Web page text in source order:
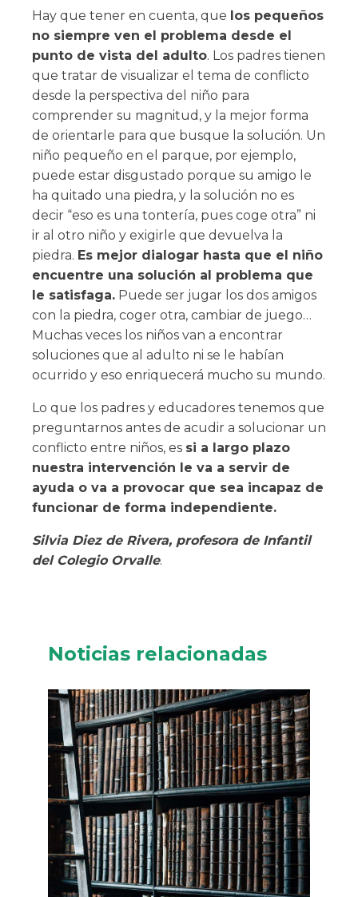
Hay que tener en cuenta, que los pequeños
no siempre ven el problema desde el
punto de vista del adulto. Los padres tienen
que tratar de visualizar el tema de conflicto
desde la perspectiva del niño para
comprender su magnitud, y la mejor forma
de orientarle para que busque la solución. Un
niño pequeño en el parque, por ejemplo,
puede estar disgustado porque su amigo le
ha quitado una piedra, y la solución no es
decir “eso es una tontería, pues coge otra” ni
ir al otro niño y exigirle que devuelva la
piedra. Es mejor dialogar hasta que el niño
encuentre una solución al problema que
le satisfaga. Puede ser jugar los dos amigos
con la piedra, coger otra, cambiar de juego…
Muchas veces los niños van a encontrar
soluciones que al adulto ni se le habían
ocurrido y eso enriquecerá mucho su mundo.
Lo que los padres y educadores tenemos que
preguntarnos antes de acudir a solucionar un
conflicto entre niños, es si a largo plazo
nuestra intervención le va a servir de
ayuda o va a provocar que sea incapaz de
funcionar de forma independiente.
Silvia Diez de Rivera, profesora de Infantil
del Colegio Orvalle.
Noticias relacionadas